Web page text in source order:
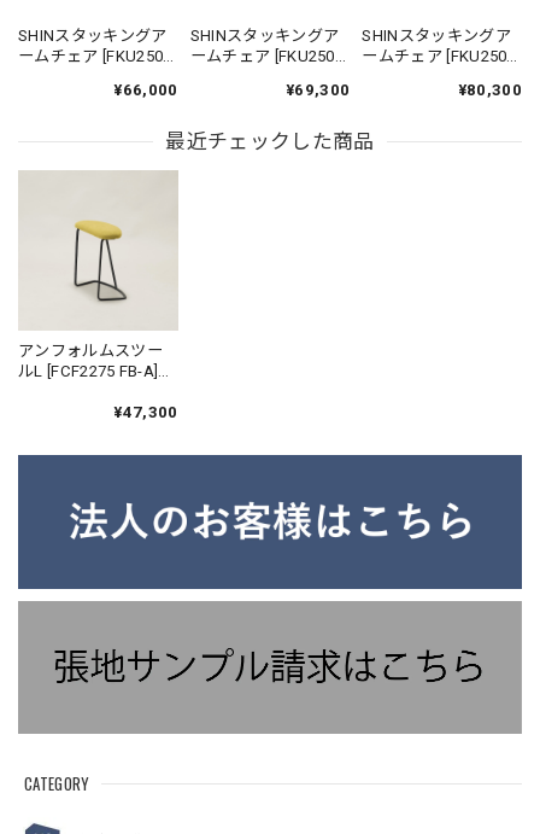
CATEGORY
SHINスタッキングア
ームチェア [FKU2500
ェア スタッキングチ
鉄家具 国産家具
¥66,000
SHINスタッキングア
ームチェア [FKU2500
ダイニングチェア ス
イアンチェア 鉄家具
¥69,300
SHINスタッキングア
ームチェア [FKU2500
ダイニングチェア ス
イアンチェア 鉄家具
¥80,300
最近チェックした商品
アンフォルムスツー
ルL [FCF2275 FB-A]
ル アイアンスツール
¥47,300